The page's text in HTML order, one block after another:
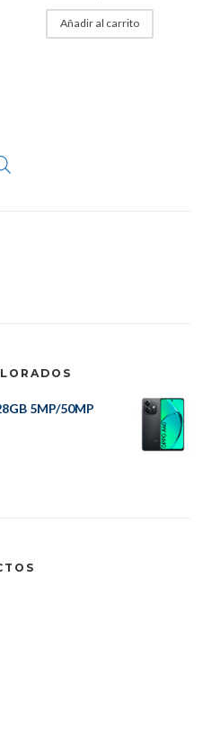
Añadir al carrito
5MP/50MP